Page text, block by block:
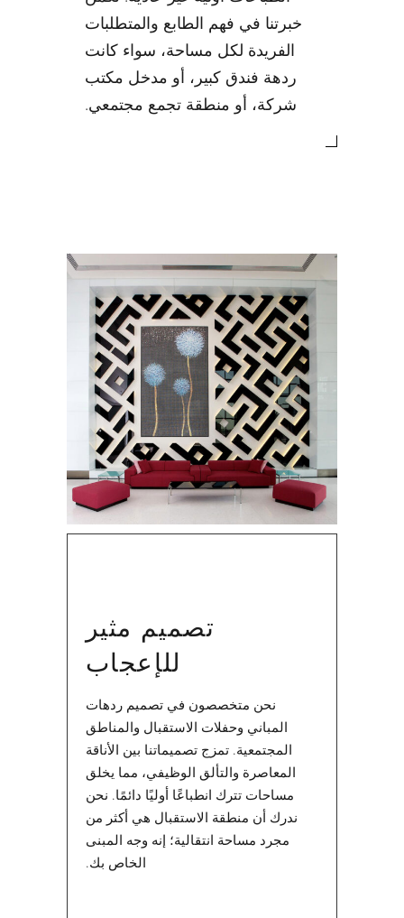
خبرتنا في فهم الطابع والمتطلبات
الفريدة لكل مساحة، سواء كانت
ردهة فندق كبير، أو مدخل مكتب
شركة، أو منطقة تجمع مجتمعي.
تصميم مثير
للإعجاب
نحن متخصصون في تصميم ردهات
المباني وحفلات الاستقبال والمناطق
المجتمعية. تمزج تصميماتنا بين الأناقة
المعاصرة والتألق الوظيفي، مما يخلق
مساحات تترك انطباعًا أوليًا دائمًا. نحن
ندرك أن منطقة الاستقبال هي أكثر من
مجرد مساحة انتقالية؛ إنه وجه المبنى
الخاص بك.